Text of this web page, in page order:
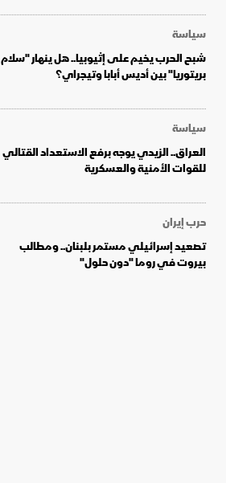
سياسة
شبح الحرب يخيم على إثيوبيا.. هل ينهار "سلام
بريتوريا" بين أديس أبابا وتيجراي؟
سياسة
العراق.. الزيدي يوجه برفع الاستعداد القتالي
للقوات الأمنية والعسكرية
حرب إيران
تصعيد إسرائيلي مستمر بلبنان.. ومطالب
بيروت في روما "دون حلول"